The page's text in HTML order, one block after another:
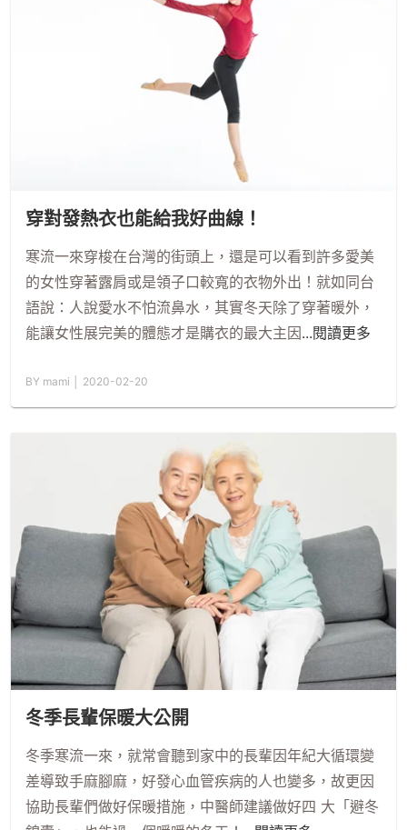
穿對發熱衣也能給我好曲線！
寒流一來穿梭在台灣的街頭上，還是可以看到許多愛美
的女性穿著露肩或是領子口較寬的衣物外出！就如同台
語說：人說愛水不怕流鼻水，其實冬天除了穿著暖外，
能讓女性展完美的體態才是購衣的最大主因...閱讀更多
BY mami │ 2020-02-20
冬季長輩保暖大公開
冬季寒流一來，就常會聽到家中的長輩因年紀大循環變
差導致手麻腳麻，好發心血管疾病的人也變多，故更因
協助長輩們做好保暖措施，中醫師建議做好四 大「避冬